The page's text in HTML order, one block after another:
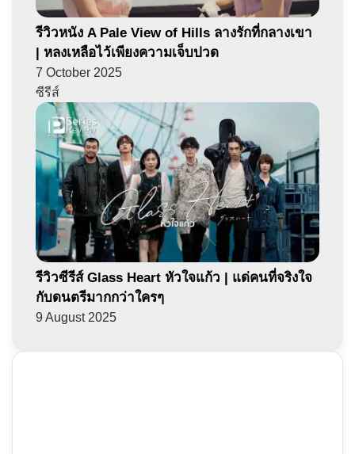
รีวิวหนัง A Pale View of Hills ลางรักที่กลางเขา
| หลงเหลือไว้เพียงความเจ็บปวด
7 October 2025
ซีรีส์
รีวิวซีรีส์ Glass Heart หัวใจแก้ว | แด่คนที่จริงใจ
กับดนตรีมากกว่าใครๆ
9 August 2025